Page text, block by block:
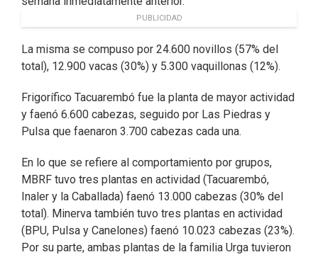
PUBLICIDAD
La misma se compuso por 24.600 novillos (57% del
total), 12.900 vacas (30%) y 5.300 vaquillonas (12%).
Frigorífico Tacuarembó fue la planta de mayor actividad
y faenó 6.600 cabezas, seguido por Las Piedras y
Pulsa que faenaron 3.700 cabezas cada una.
En lo que se refiere al comportamiento por grupos,
MBRF tuvo tres plantas en actividad (Tacuarembó,
Inaler y la Caballada) faenó 13.000 cabezas (30% del
total). Minerva también tuvo tres plantas en actividad
(BPU, Pulsa y Canelones) faenó 10.023 cabezas (23%).
Por su parte, ambas plantas de la familia Urga tuvieron